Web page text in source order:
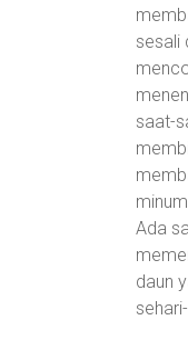
sesali
saat-
Ada
daun